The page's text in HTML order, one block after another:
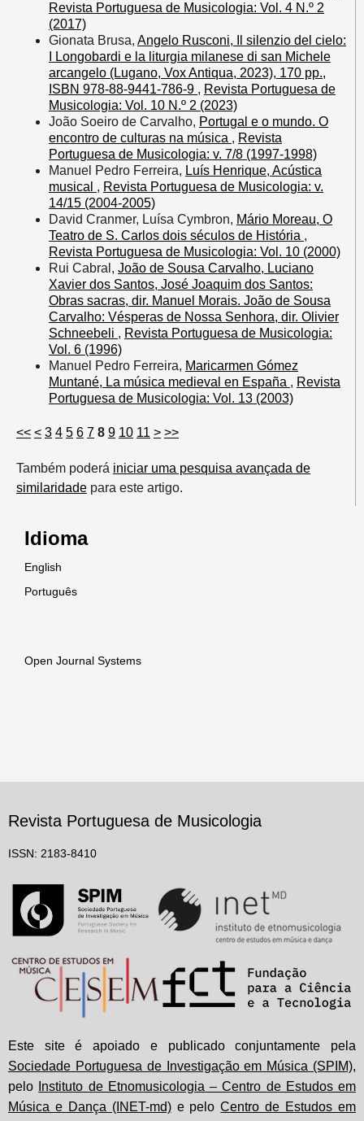
Revista Portuguesa de Musicologia: Vol. 4 N.º 2
(2017)
Gionata Brusa, Angelo Rusconi, Il silenzio del cielo:
I Longobardi e la liturgia milanese di san Michele
arcangelo (Lugano, Vox Antiqua, 2023), 170 pp.,
ISBN 978-88-9441-786-9 , Revista Portuguesa de
Musicologia: Vol. 10 N.º 2 (2023)
João Soeiro de Carvalho, Portugal e o mundo. O
encontro de culturas na música , Revista
Portuguesa de Musicologia: v. 7/8 (1997-1998)
Manuel Pedro Ferreira, Luís Henrique, Acústica
musical , Revista Portuguesa de Musicologia: v.
14/15 (2004-2005)
David Cranmer, Luísa Cymbron, Mário Moreau, O
Teatro de S. Carlos dois séculos de História ,
Revista Portuguesa de Musicologia: Vol. 10 (2000)
Rui Cabral, João de Sousa Carvalho, Luciano
Xavier dos Santos, José Joaquim dos Santos:
Obras sacras, dir. Manuel Morais. João de Sousa
Carvalho: Vésperas de Nossa Senhora, dir. Olivier
Schneebeli , Revista Portuguesa de Musicologia:
Vol. 6 (1996)
Manuel Pedro Ferreira, Maricarmen Gómez
Muntané, La música medieval en España , Revista
Portuguesa de Musicologia: Vol. 13 (2003)
<< < 3 4 5 6 7 8 9 10 11 > >>
Também poderá iniciar uma pesquisa avançada de
similaridadepara este artigo.
Idioma
English
Português
Open Journal Systems
Revista Portuguesa de Musicologia
ISSN: 2183-8410
Este site é apoiado e publicado conjuntamente pela
Sociedade Portuguesa de Investigação em Música (SPIM),
pelo
Instituto de Etnomusicologia – Centro de Estudos em
Música e Dança (INET-md)e peloCentro de Estudos em